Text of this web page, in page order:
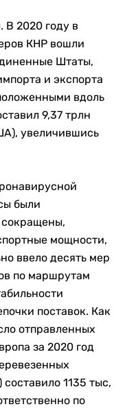
В 2020 году в
КНР вошли
Штаты,
и экспорта
вдоль
9,37 трлн
увеличившись
были
сокращены,
мощности,
ввело десять мер
по маршрутам
поставок. Как
отправленных
за 2020 год
1135 тыс,
по